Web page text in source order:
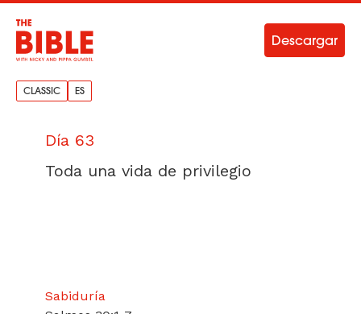
CLASSIC ES
Descargar
Día 63
Toda una vida de privilegio
Sabiduría